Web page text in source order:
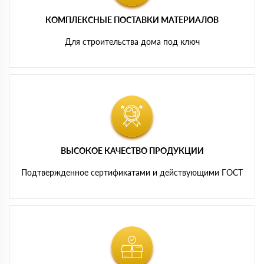
КОМПЛЕКСНЫЕ ПОСТАВКИ МАТЕРИАЛОВ
Для строительства дома под ключ
ВЫСОКОЕ КАЧЕСТВО ПРОДУКЦИИ
Подтвержденное сертификатами и действующими ГОСТ